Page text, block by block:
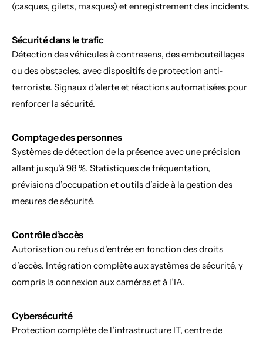
(casques, gilets, masques) et enregistrement des incidents.
Sécurité dans le trafic
Détection des véhicules à contresens, des embouteillages
ou des obstacles, avec dispositifs de protection anti-
terroriste. Signaux d’alerte et réactions automatisées pour
renforcer la sécurité.
Comptage des personnes
Systèmes de détection de la présence avec une précision
allant jusqu’à 98 %. Statistiques de fréquentation,
prévisions d’occupation et outils d’aide à la gestion des
mesures de sécurité.
Contrôle d’accès
Autorisation ou refus d’entrée en fonction des droits
d’accès. Intégration complète aux systèmes de sécurité, y
compris la connexion aux caméras et à l’IA.
Cybersécurité
Protection complète de l’infrastructure IT, centre de